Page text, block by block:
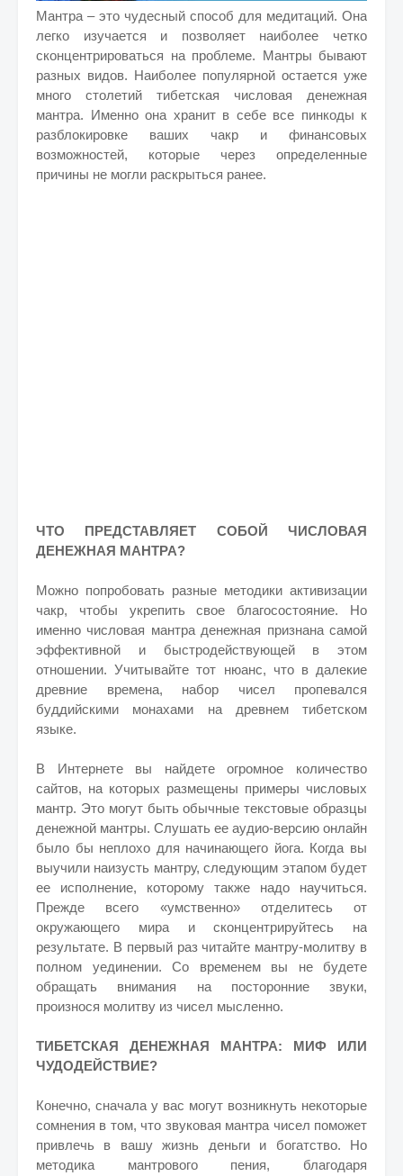
Мантра – это чудесный способ для медитаций. Она
легко изучается и позволяет наиболее четко
сконцентрироваться на проблеме. Мантры бывают
разных видов. Наиболее популярной остается уже
много столетий тибетская числовая денежная
мантра. Именно она хранит в себе все пинкоды к
разблокировке ваших чакр и финансовых
возможностей, которые через определенные
причины не могли раскрыться ранее.
ЧТО ПРЕДСТАВЛЯЕТ СОБОЙ ЧИСЛОВАЯ
ДЕНЕЖНАЯ МАНТРА?
Можно попробовать разные методики активизации
чакр, чтобы укрепить свое благосостояние. Но
именно числовая мантра денежная признана самой
эффективной и быстродействующей в этом
отношении. Учитывайте тот нюанс, что в далекие
древние времена, набор чисел пропевался
буддийскими монахами на древнем тибетском
языке.
В Интернете вы найдете огромное количество
сайтов, на которых размещены примеры числовых
мантр. Это могут быть обычные текстовые образцы
денежной мантры. Слушать ее аудио-версию онлайн
было бы неплохо для начинающего йога. Когда вы
выучили наизусть мантру, следующим этапом будет
ее исполнение, которому также надо научиться.
Прежде всего «умственно» отделитесь от
окружающего мира и сконцентрируйтесь на
результате. В первый раз читайте мантру-молитву в
полном уединении. Со временем вы не будете
обращать внимания на посторонние звуки,
произнося молитву из чисел мысленно.
ТИБЕТСКАЯ ДЕНЕЖНАЯ МАНТРА: МИФ ИЛИ
ЧУДОДЕЙСТВИЕ?
Конечно, сначала у вас могут возникнуть некоторые
сомнения в том, что звуковая мантра чисел поможет
привлечь в вашу жизнь деньги и богатство. Но
методика мантрового пения, благодаря